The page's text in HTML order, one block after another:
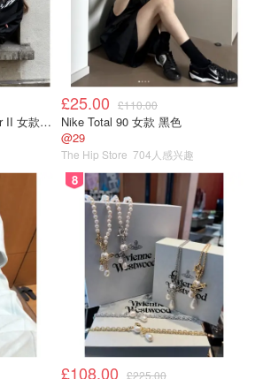
adidas Originals Superstar II 女款串珠休闲鞋 黑色
£25.00 £110.00
Nike Total 90 女款 黑色
@29
The Hip Store 704人感兴趣
8
£108.00 £225.00